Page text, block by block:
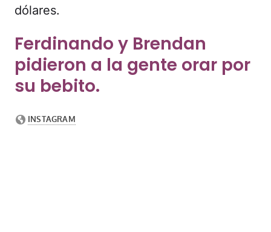
dólares.
Ferdinando y Brendan
pidieron a la gente orar por
su bebito.